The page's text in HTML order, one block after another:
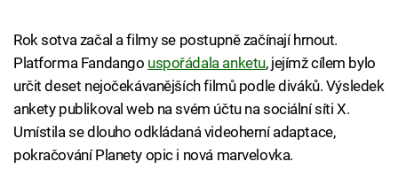
Rok sotva začal a filmy se postupně začínají hrnout.
Platforma Fandango uspořádala anketu, jejímž cílem bylo
určit deset nejočekávanějších filmů podle diváků. Výsledek
ankety publikoval web na svém účtu na sociální síti X.
Umístila se dlouho odkládaná videoherní adaptace,
pokračování Planety opic i nová marvelovka.